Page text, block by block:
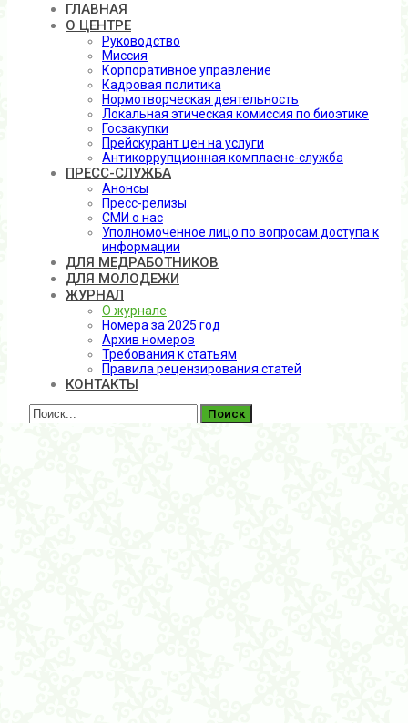
ГЛАВНАЯ
О ЦЕНТРЕ
Руководство
Миссия
Корпоративное управление
Кадровая политика
Нормотворческая деятельность
Локальная этическая комиссия по биоэтике
Госзакупки
Прейскурант цен на услуги
Антикоррупционная комплаенс-служба
ПРЕСС-СЛУЖБА
Анонсы
Пресс-релизы
СМИ о нас
Уполномоченное лицо по вопросам доступа к
информации
ДЛЯ МЕДРАБОТНИКОВ
ДЛЯ МОЛОДЕЖИ
ЖУРНАЛ
О журнале
Номера за 2025 год
Архив номеров
Требования к статьям
Правила рецензирования статей
КОНТАКТЫ